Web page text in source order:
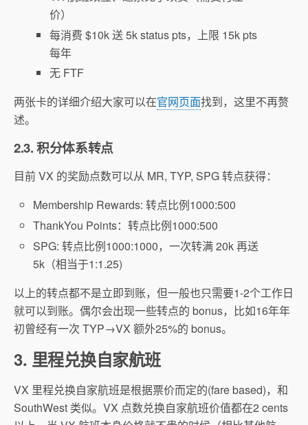
价）
每消费 $10k 送 5k status pts，上限 15k pts
每年
无 FTF
两张卡的详细介绍大家可以在官网页面找到，这里不再赘
述。
2.3. 积分体系转点
目前 VX 的奖励点数可以从 MR, TYP, SPG 转点获得：
Membership Rewards: 转点比例1000:500
ThankYou Points：转点比例1000:500
SPG: 转点比例1000:1000，一次转满 20k 再送
5k（相当于1:1.25)
以上的转点都不是立即到账，但一般也只需要1-2个工作日
就可以到账。偶尔会出现一些转点的 bonus，比如16年年
初曾经有一次 TYP→VX 额外25%的 bonus。
3. 里程兑换自家航班
VX 里程兑换自家航班是根据票价而定的(fare based)，和
SouthWest 类似。VX 点数兑换自家航班价值都在2 cents